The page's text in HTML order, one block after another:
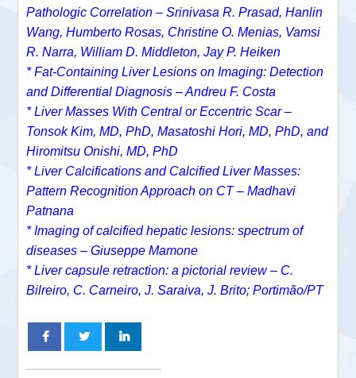
Pathologic Correlation – Srinivasa R. Prasad, Hanlin
Wang, Humberto Rosas, Christine O. Menias, Vamsi
R. Narra, William D. Middleton, Jay P. Heiken
* Fat-Containing Liver Lesions on Imaging: Detection
and Differential Diagnosis – Andreu F. Costa
* Liver Masses With Central or Eccentric Scar –
Tonsok Kim, MD, PhD, Masatoshi Hori, MD, PhD, and
Hiromitsu Onishi, MD, PhD
* Liver Calcifications and Calcified Liver Masses:
Pattern Recognition Approach on CT – Madhavi
Patnana
* Imaging of calcified hepatic lesions: spectrum of
diseases – Giuseppe Mamone
* Liver capsule retraction: a pictorial review – C.
Bilreiro, C. Carneiro, J. Saraiva, J. Brito; Portimão/PT